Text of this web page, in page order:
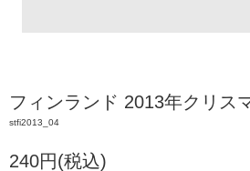
フィンランド 2013年クリス
stfi2013_04
240円(税込)